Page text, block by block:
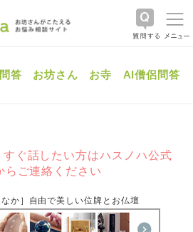
問答 お坊さん お寺 AI僧侶問答
ぐ話したい方はハスノハ公式
らご連絡ください
なか］自由で美しい位牌とお仏壇